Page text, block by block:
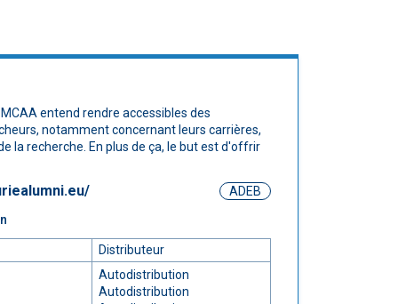
entend rendre accessibles des
notamment concernant leurs carrières,
la recherche. En plus de ça, le but est d'offrir
ADEB
Distributeur
Autodistribution
Autodistribution